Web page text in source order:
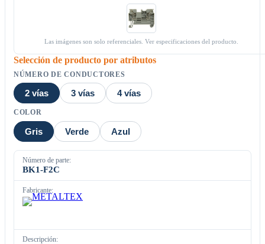
Las imágenes son solo referenciales. Ver especificaciones del producto.
Selección de producto por atributos
NÚMERO DE CONDUCTORES
2 vías 3 vías 4 vías
COLOR
Gris Verde Azul
Número de parte:
BK1-F2C
Fabricante:
Descripción: